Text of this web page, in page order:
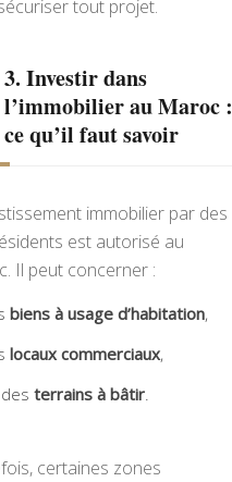
tout projet.
3. Investir dans
l’immobilier au Maroc :
ce qu’il faut savoir
immobilier par des
est autorisé au
Il peut concerner :
biens à usage d’habitation,
locaux commerciaux,
terrains à bâtir.
certaines zones